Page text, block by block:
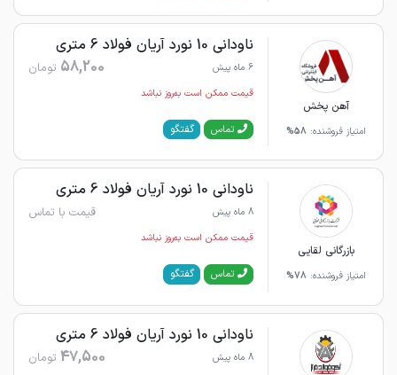
آهن پخش
امتیاز فروشنده: 58%
ناودانی 10 نورد آریان فولاد 6 متری
6 ماه پیش 58,200 تومان
قیمت ممکن است به‌روز نباشد
تماس گفتگو
بازرگانی لقایی
امتیاز فروشنده: 78%
ناودانی 10 نورد آریان فولاد 6 متری
8 ماه پیش قیمت با تماس
قیمت ممکن است به‌روز نباشد
تماس گفتگو
ناودانی 10 نورد آریان فولاد 6 متری
8 ماه پیش 47,500 تومان